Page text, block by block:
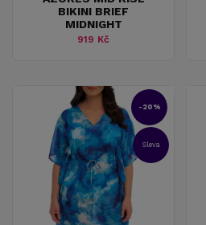
BIKINI BRIEF
MIDNIGHT
919 Kč
-20%
Sleva